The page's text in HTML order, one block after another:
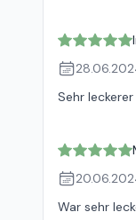
Sehr
War sehr